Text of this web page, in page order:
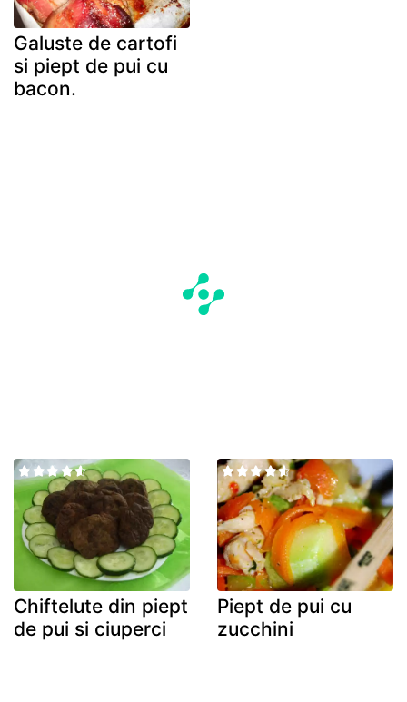
Galuste de cartofi
si piept de pui cu
bacon.
Chiftelute din piept
de pui si ciuperci
Piept de pui cu
zucchini